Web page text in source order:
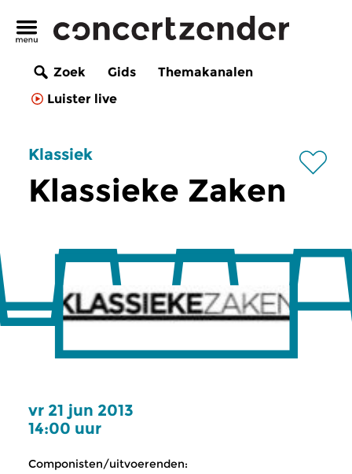
Zoek Gids
Themakanalen
Luister live
Klassiek
Klassieke Zaken
vr 21 jun 2013
14:00 uur
Componisten/uitvoerenden: